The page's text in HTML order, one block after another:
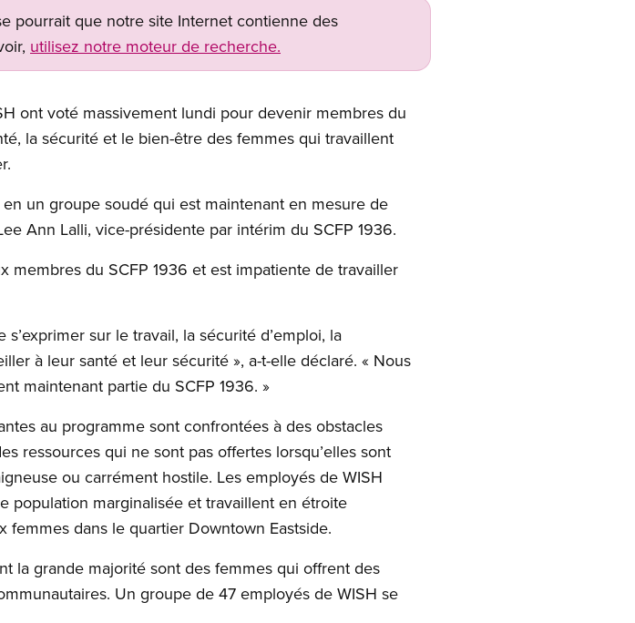
pourrait que notre site Internet contienne des
utilisez notre moteur de recherche.
ont voté massivement lundi pour devenir membres du
la sécurité et le bien-être des femmes qui travaillent
un groupe soudé qui est maintenant en mesure de
Ann Lalli, vice-présidente par intérim du SCFP 1936.
du SCFP 1936 et est impatiente de travailler
sur le travail, la sécurité d’emploi, la
à leur santé et leur sécurité », a-t-elle déclaré. « Nous
maintenant partie du SCFP 1936. »
au programme sont confrontées à des obstacles
ressources qui ne sont pas offertes lorsqu’elles sont
ou carrément hostile. Les employés de WISH
population marginalisée et travaillent en étroite
femmes dans le quartier Downtown Eastside.
la grande majorité sont des femmes qui offrent des
Un groupe de 47 employés de WISH se